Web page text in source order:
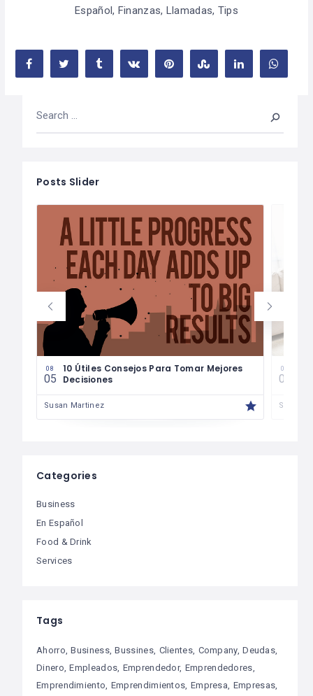
Español, Finanzas, Llamadas, Tips
Posts Slider
08
05
10 Útiles Consejos Para Tomar Mejores
Decisiones
Susan Martinez
08
04
Susan
Categories
Business
En Español
Food & Drink
Services
Tags
Ahorro Business Bussines Clientes Company Deudas
Dinero Empleados Emprendedor Emprendedores
Emprendimiento Emprendimientos Empresa Empresas